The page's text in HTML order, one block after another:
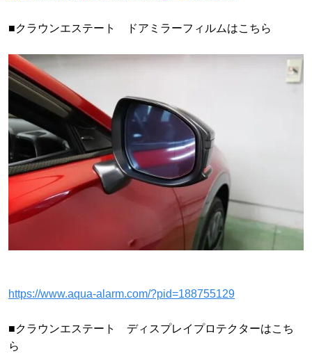
■クラウンエステート ドアミラーフィルムはこちら
https://www.aqua-alarm.com/?pid=188755129
■クラウンエステート ディスプレイプロテクターはこち
ら